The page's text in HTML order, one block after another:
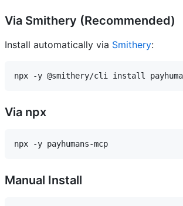
Via Smithery (Recommended)
Install automatically via Smithery:
Via npx
Manual Install